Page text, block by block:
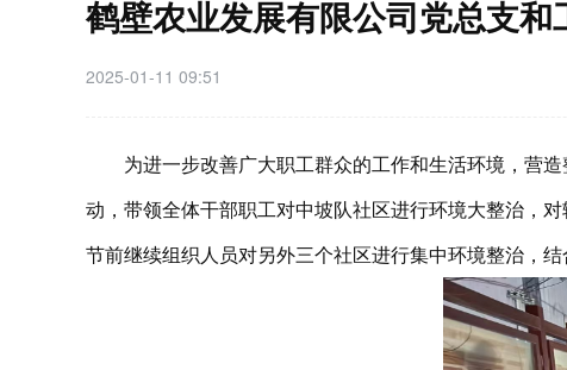
鹤壁农业发展有限公司党总支
2025-01-11 09:51
为进一步改善广大职工群众的工作和生活环境，营
动，带领全体干部职工对中坡队社区进行环境大整治，
节前继续组织人员对另外三个社区进行集中环境整治，